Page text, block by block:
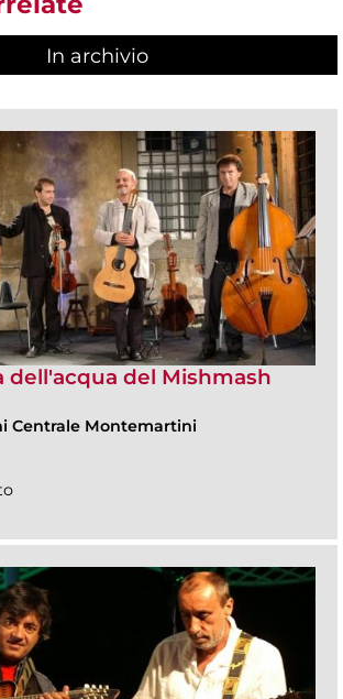
In archivio
dell'acqua del Mishmash
Centrale Montemartini